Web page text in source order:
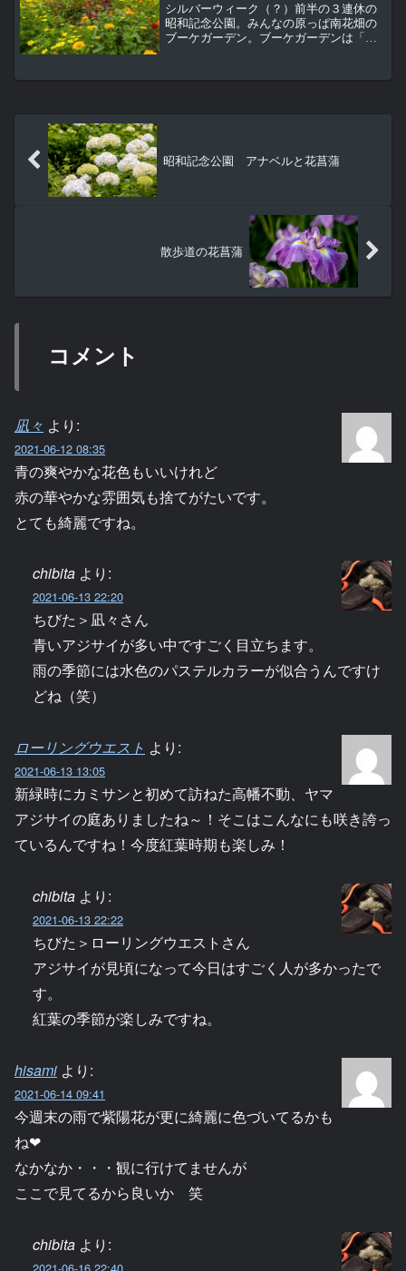
シルバーウィーク（？）前半の３連休の
昭和記念公園。みんなの原っぱ南花畑の
ブーケガーデン。ブーケガーデンは「ど
く花畑。徐々に色が変わってきているコ
昭和記念公園 アナベルと花菖蒲
散歩道の花菖蒲
コメント
凪々 より:
2021-06-12 08:35
青の爽やかな花色もいいけれど
赤の華やかな雰囲気も捨てがたいです。
とても綺麗ですね。
chibita より:
2021-06-13 22:20
ちびた＞凪々さん
青いアジサイが多い中ですごく目立ちます。
雨の季節には水色のパステルカラーが似合うんですけ
どね（笑）
ローリングウエスト より:
2021-06-13 13:05
新緑時にカミサンと初めて訪ねた高幡不動、ヤマ
アジサイの庭ありましたね～！そこはこんなにも咲き誇っ
ているんですね！今度紅葉時期も楽しみ！
chibita より:
2021-06-13 22:22
ちびた＞ローリングウエストさん
アジサイが見頃になって今日はすごく人が多かったで
す。
紅葉の季節が楽しみですね。
hisami より:
2021-06-14 09:41
今週末の雨で紫陽花が更に綺麗に色づいてるかも
ね❤
なかなか・・・観に行けてませんが
ここで見てるから良いか 笑
chibita より:
2021-06-16 22:40